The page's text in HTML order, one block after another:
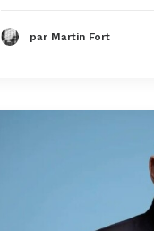
par Martin Fort